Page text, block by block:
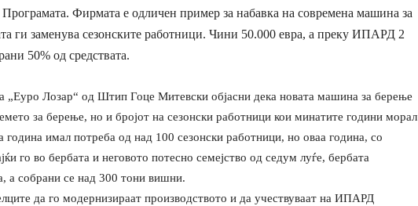
Фирмата е одличен пример за набавка на современа машина за
ги заменува сезонските работници. Чини 50.000 евра, а преку ИПАРД 2
50% од средствата.
„Еуро Лозар“ од Штип Гоце Митевски објасни дека новата машина за берење
за берење, но и бројот на сезонски работници кои минатите години морал
година имал потреба од над 100 сезонски работници, но оваа година, со
го во бербата и неговото потесно семејство од седум луѓе, бербата
а собрани се над 300 тони вишни.
да го модернизираат производството и да учествуваат на ИПАРД